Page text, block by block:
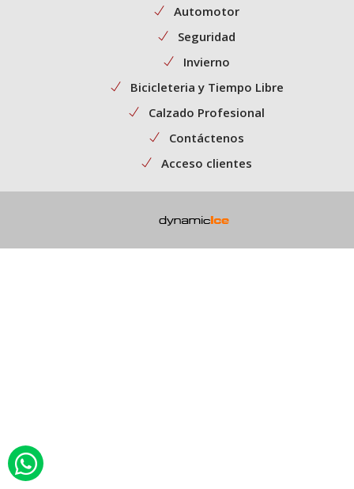
Automotor
Seguridad
Invierno
Bicicleteria y Tiempo Libre
Calzado Profesional
Contáctenos
Acceso clientes